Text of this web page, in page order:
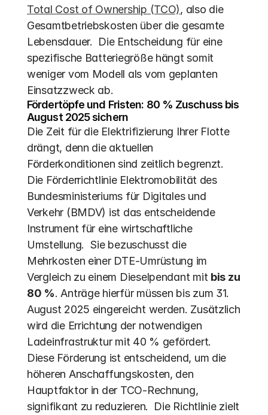
Total Cost of Ownership (TCO), also die
Gesamtbetriebskosten über die gesamte
Lebensdauer.  Die Entscheidung für eine
spezifische Batteriegröße hängt somit
weniger vom Modell als vom geplanten
Einsatzzweck ab.
Fördertöpfe und Fristen: 80 % Zuschuss bis
August 2025 sichern
Die Zeit für die Elektrifizierung Ihrer Flotte
drängt, denn die aktuellen
Förderkonditionen sind zeitlich begrenzt.
Die Förderrichtlinie Elektromobilität des
Bundesministeriums für Digitales und
Verkehr (BMDV) ist das entscheidende
Instrument für eine wirtschaftliche
Umstellung.  Sie bezuschusst die
Mehrkosten einer DTE-Umrüstung im
Vergleich zu einem Dieselpendant mit bis zu
80 %. Anträge hierfür müssen bis zum 31.
August 2025 eingereicht werden. Zusätzlich
wird die Errichtung der notwendigen
Ladeinfrastruktur mit 40 % gefördert.
Diese Förderung ist entscheidend, um die
höheren Anschaffungskosten, den
Hauptfaktor in der TCO-Rechnung,
signifikant zu reduzieren.  Die Richtlinie zielt